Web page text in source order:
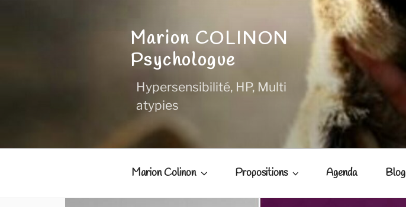
Marion COLINON
Psychologue
Hypersensibilité, HP, Multi
atypies
Marion Colinon Propositions Agenda Blog